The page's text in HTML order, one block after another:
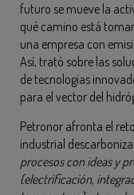
futuro se mueve la
qué camino está
una empresa con
Así, trató sobre las
de tecnologías
para el vector del
Petronor afronta el
industrial
procesos con ideas y
(electrificación,